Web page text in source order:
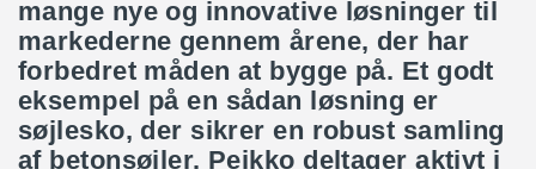
mange nye og innovative løsninger til
markederne gennem årene, der har
forbedret måden at bygge på. Et godt
eksempel på en sådan løsning er
søjlesko, der sikrer en robust samling
af betonsøjler. Peikko deltager aktivt i